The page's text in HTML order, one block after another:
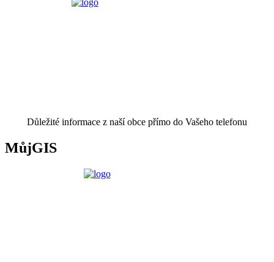
Důležité informace z naší obce přímo do Vašeho telefonu
MůjGIS